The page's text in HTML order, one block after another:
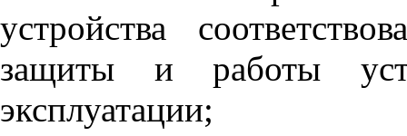
устройства
защиты и работы
эксплуатации;